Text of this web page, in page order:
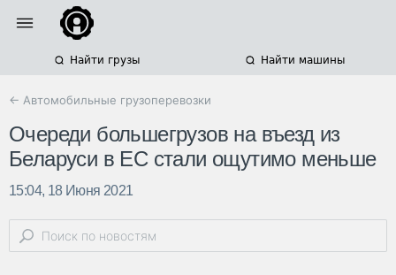
Найти грузы Найти машины
← Автомобильные грузоперевозки
Очереди большегрузов на въезд из
Беларуси в ЕС стали ощутимо меньше
15:04, 18 Июня 2021